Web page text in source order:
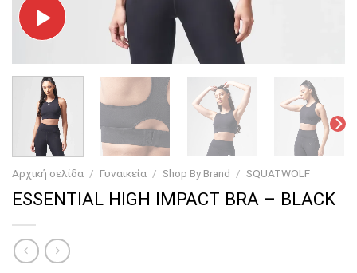
Αρχική σελίδα / Γυναικεία / Shop By Brand / SQUATWOLF
ESSENTIAL HIGH IMPACT BRA – BLACK